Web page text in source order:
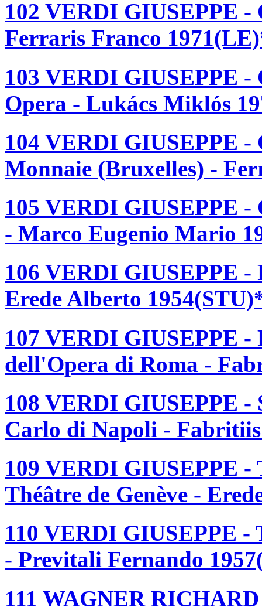
102 VERDI GIUSEPPE
Ferraris Franco
103 VERDI GIUSEPPE
Opera - Lukács Miklós
104 VERDI GIUSEPPE
Monnaie (Bruxelles) -
105 VERDI GIUSEPPE -
- Marco Eugenio Mario
106 VERDI GIUSEPPE
Erede Alberto
107 VERDI GIUSEPPE
dell'Opera di Roma -
108 VERDI GIUSEPPE
Carlo di Napoli -
109 VERDI GIUSEPPE
Théâtre de Genève -
110 VERDI GIUSEPPE
- Previtali Fernando
111 WAGNER